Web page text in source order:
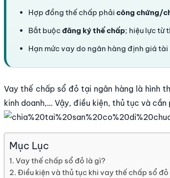
Hợp đồng thế chấp phải công chứng/
Bắt buộcđăng ký thế chấp; hiệu lực từ
Hạn mức vay do ngân hàng định giá
Vay thế chấp sổ đỏ tại ngân hàng là hình
kinh doanh,… Vậy, điều kiện, thủ tục và
Mục Lục
Vay thế chấp sổ đỏ là gì?
Điều kiện và thủ tục khi vay thế chấp sổ đỏ